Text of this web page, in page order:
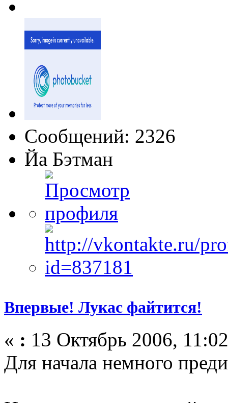
Сообщений: 2326
Йа Бэтман
Впервые! Лукас файтится!
« : 13 Октябрь 2006,
Для начала немного